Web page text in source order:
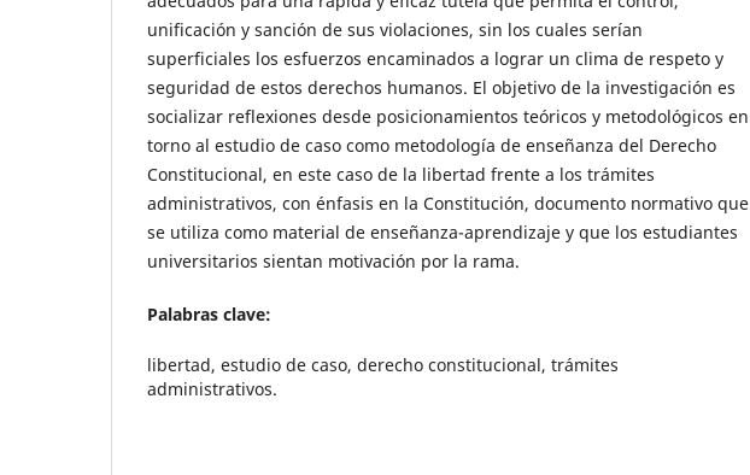
unificación y sanción de sus violaciones, sin los cuales serían
superficiales los esfuerzos encaminados a lograr un clima de respeto y
seguridad de estos derechos humanos. El objetivo de la investigación es
socializar reflexiones desde posicionamientos teóricos y metodológicos en
torno al estudio de caso como metodología de enseñanza del Derecho
Constitucional, en este caso de la libertad frente a los trámites
administrativos, con énfasis en la Constitución, documento normativo que
se utiliza como material de enseñanza-aprendizaje y que los estudiantes
universitarios sientan motivación por la rama.
Palabras clave:
libertad, estudio de caso, derecho constitucional, trámites
administrativos.